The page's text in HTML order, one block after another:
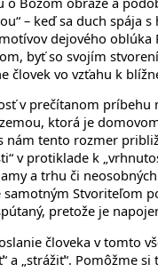
– keď sa duch
dejového
byť so svojím
človek vo vzťahu k
v prečítanom
ktorá je
nám tento rozmer
v protiklade k
a trhu či
samotným Stvoriteľom
pretože je
človeka v tomto
a „strážiť“. Pomôžme